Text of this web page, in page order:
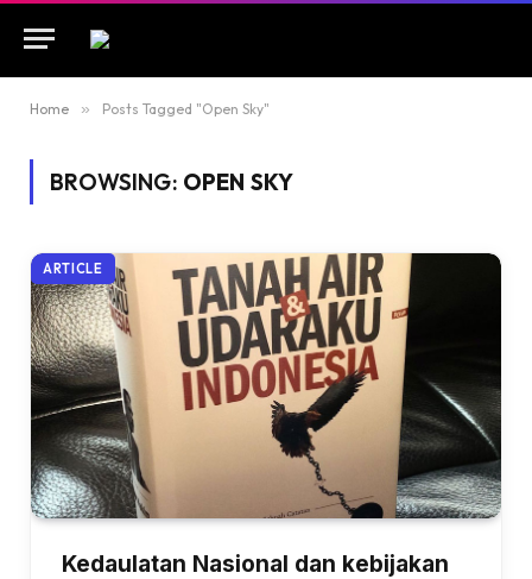
Home » Posts Tagged "Open Sky"
BROWSING: OPEN SKY
ARTICLE
Kedaulatan Nasional dan kebijakan